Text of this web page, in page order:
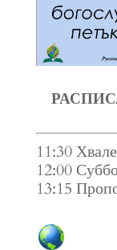
11:30
12:00
13:15